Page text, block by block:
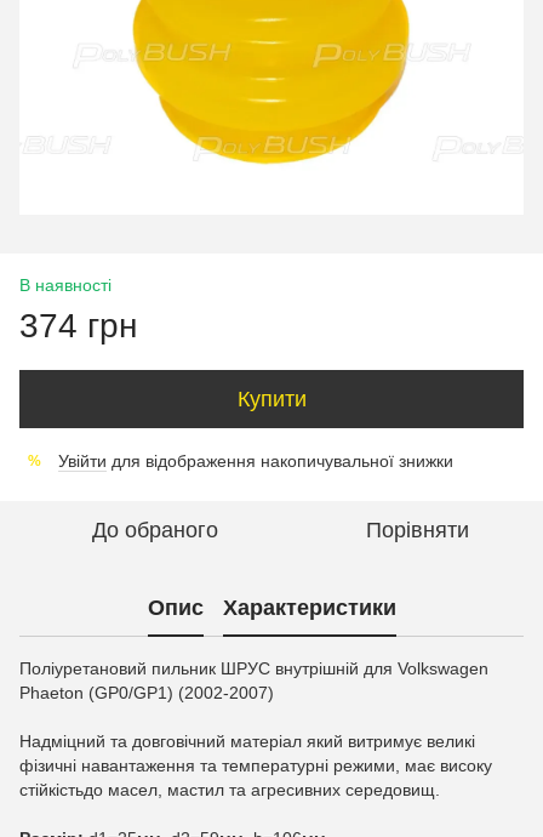
В наявності
374 грн
Купити
% Увійти для відображення накопичувальної знижки
До обраного Порівняти
Опис Характеристики
Поліуретановий пильник ШРУС внутрішній для Volkswagen
Phaeton (GP0/GP1) (2002-2007)
Надміцний та довговічний матеріал який витримує великі
фізичні навантаження та температурні режими, має високу
стійкістьдо масел, мастил та агресивних середовищ.